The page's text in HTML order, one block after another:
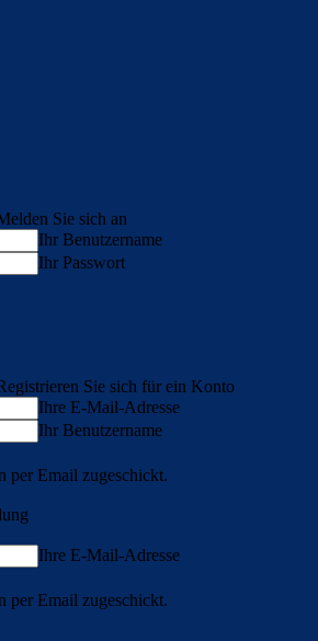
Sie sich an
Ihr Benutzername
Ihr Passwort
Sie sich für ein Konto
Ihre E-Mail-Adresse
Ihr Benutzername
per Email zugeschickt.
Ihre E-Mail-Adresse
per Email zugeschickt.